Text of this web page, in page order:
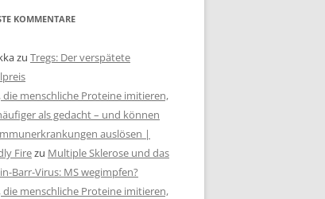
KOMMENTARE
zu Tregs: Der verspätete
die menschliche Proteine imitieren,
als gedacht – und können
auslösen |
Firezu Multiple Sklerose und das
Barr-Virus: MS wegimpfen?
die menschliche Proteine imitieren,